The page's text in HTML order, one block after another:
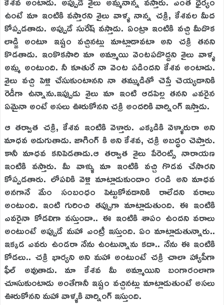
ఉంటే మా ఇంటికి వస్తారని శైలు వాళ్ళ నాన్న చక్రి, కేశవల మీద
కోప్పడతాడు. అప్పుడే సురేష్ వస్తాడు. ఏంట్రా ఇంటికి వచ్చి మీదొక
లాడ్జి అంటూ ఇష్టం వచ్చినట్లు మాట్లాడావటా అని చక్రి తనని
కొడతాడు. ఇంకొకసారి మా అమ్మాయి వెంటపడొద్దని శైలు వాళ్ళ
అమ్మ అంటుంది. నీ కూతురే నా వెంట పడిందని కేశవ అంటాడు.
శైలు వచ్చి పెళ్లి చేసుకుంటానని నా తమ్ముడితో చెప్తే చెయ్యడానికి
రెడీగా ఉన్నాను.ఇప్పుడు శైలు మా ఇంటి ఆడపిల్ల తనని ఎవరైన
ఏమైనా అంటే అసలు ఊరుకోనని చక్రి అందరికి వార్నింగ్ ఇస్తాడు.
ఆ తర్వాత చక్రి, కేశవ ఇంటికి వెళ్తారు. ఎక్కడికి వెళ్ళారురా అని
మాధవ అడుగుతాడు. జాగింగ్ కి అని కేశవ, చక్రి అబద్ధం చెప్తారు.
కానీ మాధవ కనిపెడతాడు.ఆ తర్వాత శైలు పేరెంట్స్ నారాయణ
ఇంటికి వస్తారు. మీ వాళ్ళు మా ఇంటికి వచ్చి గొడవ చేసారని
కోప్పడతారు. లోపలికి వెళ్లి మాట్లాడుకుందాం రండి అని మాధవ
అనగానే మేం సంబంధం పెట్టుకోవడానికి రాలేదని వరాలు
అంటుంది. ఇంటి గురించి తప్పుగా మాట్లాడుతుంది. ఈ ఇంటికి
ఎవరైనా కోడలిగా వస్తుందా.. ఈ ఇంటికి శాపం ఉందని వరాలు
అంటుంటే అప్పుడే మహా ఎంట్రీ ఇస్తుంది. ఏం మాట్లాడుతున్నారు..
ఇక్కడ ఎవరు ఉండరా నేను ఉంటున్నాను కదా.. నేను ఈ ఇంటికి
కోడలు.. చక్రి భార్యని అని మహా అంటుంటే చక్రి చాలా హ్యాపీగా
ఫీల్ అవుతాడు. మా కేశవ మీ అమ్మాయిని బంగారంలాగా
చూసుకుంటాడు అంతేగానీ ఇష్టం వచ్చినట్లు మాట్లాడుతుంటే అసలు
ఊరుకోనని మహా వాళ్ళకి వార్నింగ్ ఇస్తుంది.